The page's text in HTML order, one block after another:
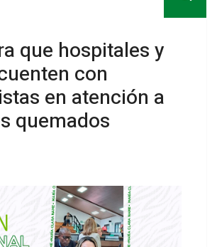
que hospitales y
con
en atención a
quemados